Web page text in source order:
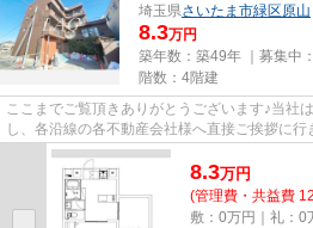
埼玉県さいたま市緑区原山
8.3万円
築年数：築49年 ｜募集中：
階数：4階建
ここまでご覧頂きありがとうございます♪当社
し、各沿線の各不動産会社様へ直接ご挨拶に
しております！最新の情報は...
8.3万円
(管理費・共益費
敷：0万円｜礼：0